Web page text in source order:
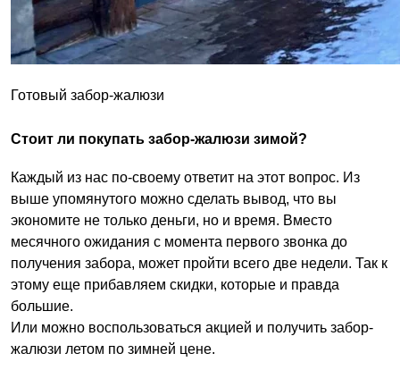
Готовый забор-жалюзи
Стоит ли покупать забор-жалюзи зимой?
Каждый из нас по-своему ответит на этот вопрос. Из
выше упомянутого можно сделать вывод, что вы
экономите не только деньги, но и время. Вместо
месячного ожидания с момента первого звонка до
получения забора, может пройти всего две недели. Так к
этому еще прибавляем скидки, которые и правда
большие.
Или можно воспользоваться акцией и получить забор-
жалюзи летом по зимней цене.